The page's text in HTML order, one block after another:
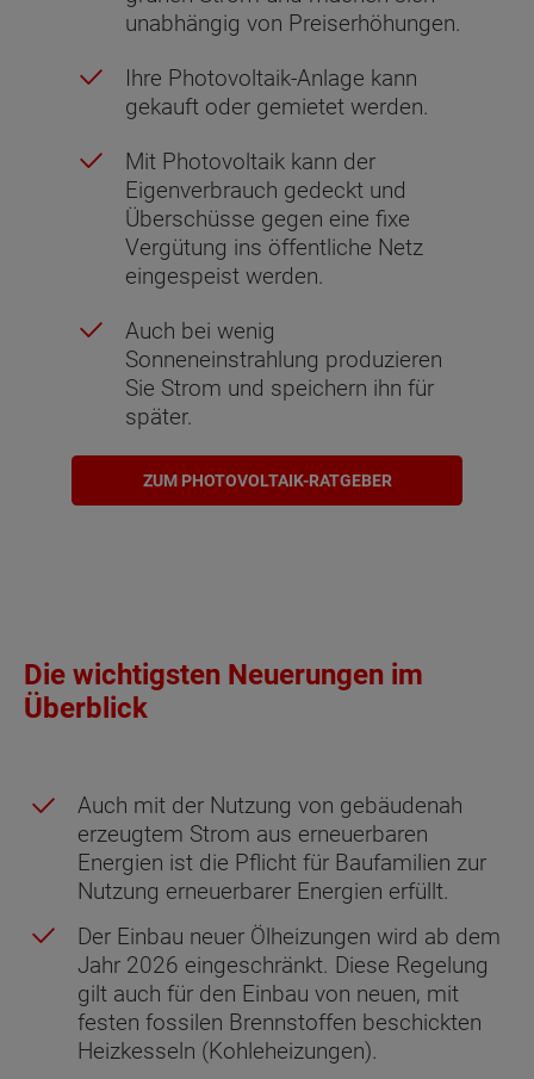
unabhängig von Preiserhöhungen.
Ihre Photovoltaik-Anlage kann
gekauft oder gemietet werden.
Mit Photovoltaik kann der
Eigenverbrauch gedeckt und
Überschüsse gegen eine fixe
Vergütung ins öffentliche Netz
eingespeist werden.
Auch bei wenig
Sonneneinstrahlung produzieren
Sie Strom und speichern ihn für
später.
ZUM PHOTOVOLTAIK-RATGEBER
Die wichtigsten Neuerungen im
Überblick
Auch mit der Nutzung von gebäudenah
erzeugtem Strom aus erneuerbaren
Energien ist die Pflicht für Baufamilien zur
Nutzung erneuerbarer Energien erfüllt.
Der Einbau neuer Ölheizungen wird ab dem
Jahr 2026 eingeschränkt. Diese Regelung
gilt auch für den Einbau von neuen, mit
festen fossilen Brennstoffen beschickten
Heizkesseln (Kohleheizungen).